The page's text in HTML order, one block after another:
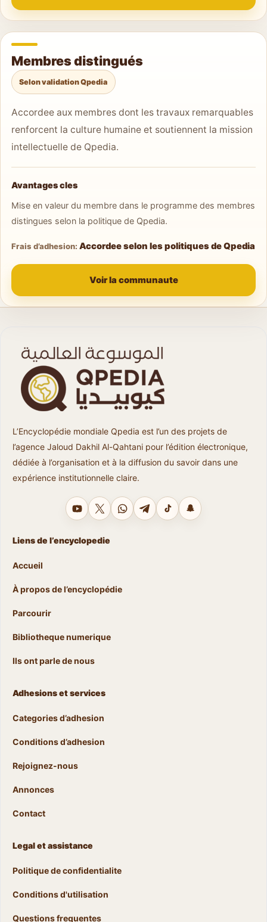
Membres distingués
Selon validation Qpedia
Accordee aux membres dont les travaux remarquables
renforcent la culture humaine et soutiennent la mission
intellectuelle de Qpedia.
Avantages cles
Mise en valeur du membre dans le programme des membres
distingues selon la politique de Qpedia.
Frais d’adhesion: Accordee selon les politiques de Qpedia
Voir la communaute
L’Encyclopédie mondiale Qpedia est l’un des projets de
l’agence Jaloud Dakhil Al-Qahtani pour l’édition électronique,
dédiée à l’organisation et à la diffusion du savoir dans une
expérience institutionnelle claire.
YouTube
X WhatsAppTelegramTikTokSnapchat
Liens de l’encyclopedie
Accueil
À propos de l’encyclopédie
Parcourir
Bibliotheque numerique
Ils ont parle de nous
Adhesions et services
Categories d’adhesion
Conditions d’adhesion
Rejoignez-nous
Annonces
Contact
Legal et assistance
Politique de confidentialite
Conditions d'utilisation
Questions frequentes